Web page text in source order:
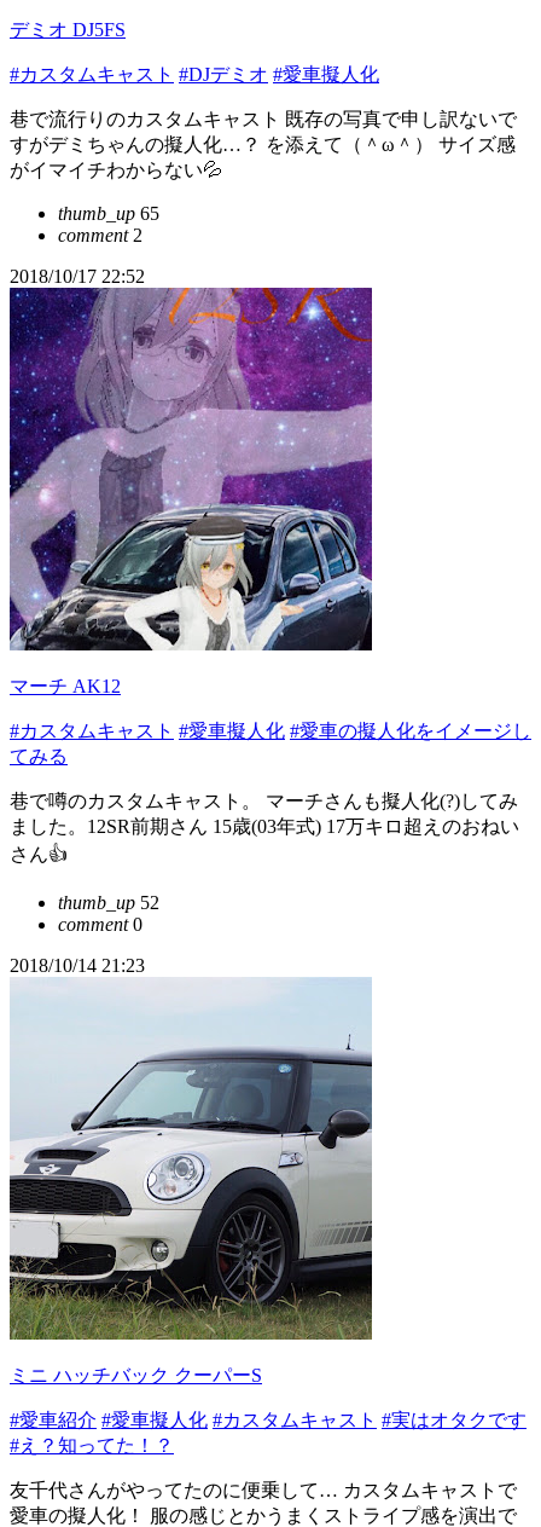
デミオ DJ5FS
#カスタムキャスト #DJデミオ #愛車擬人化
巷で流行りのカスタムキャスト 既存の写真で申し訳ないで
すがデミちゃんの擬人化…？ を添えて（＾ω＾） サイズ感
がイマイチわからない💦
thumb_up 65
comment2
2018/10/17 22:52
マーチ AK12
#カスタムキャスト #愛車擬人化 #愛車の擬人化をイメージし
てみる
巷で噂のカスタムキャスト。 マーチさんも擬人化(?)してみ
ました。12SR前期さん 15歳(03年式) 17万キロ超えのおねい
さん👍
thumb_up 52
comment0
2018/10/14 21:23
ミニ ハッチバック クーパーS
#愛車紹介 #愛車擬人化 #カスタムキャスト #実はオタクです
#え？知ってた！？
友千代さんがやってたのに便乗して… カスタムキャストで
愛車の擬人化！ 服の感じとかうまくストライプ感を演出で